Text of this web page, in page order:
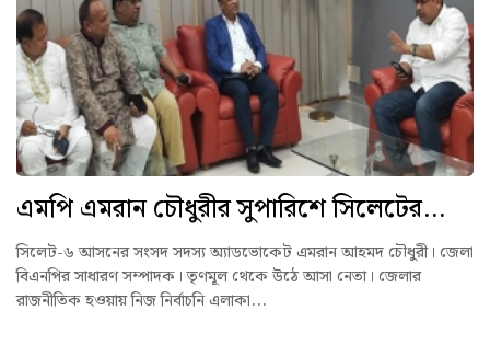
এমপি এমরান চৌধুরীর সুপারিশে সিলেটের...
সিলেট-৬ আসনের সংসদ সদস্য অ্যাডভোকেট এমরান আহমদ চৌধুরী। জেলা
বিএনপির সাধারণ সম্পাদক। তৃণমূল থেকে উঠে আসা নেতা। জেলার
রাজনীতিক হওয়ায় নিজ নির্বাচনি এলাকা...